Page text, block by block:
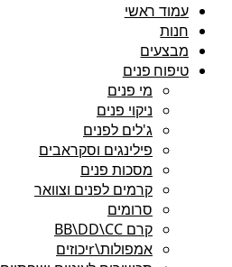
עמוד ראשי
חנות
מבצעים
טיפוח פנים
מי פנים
ניקוי פנים
ג'לים לפנים
פילינגים וסקראבים
מסכות פנים
קרמים לפנים וצוואר
סרומים
קרם BB\DD\CC
אמפולות\rיכוזים